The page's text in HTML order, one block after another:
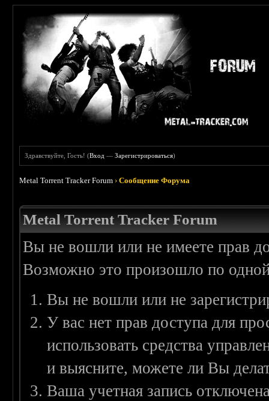
Здравствуйте, Гость! (Вход —Зарегистрироваться)
Metal Torrent Tracker Forum ›Сообщение Форума
Metal Torrent Tracker Forum
Вы не вошли или не имеете прав
Возможно это произошло по
Вы не вошли или не
У вас нет прав доступа для
использовать средства
и выясните, можете ли Вы
Ваша учетная запись